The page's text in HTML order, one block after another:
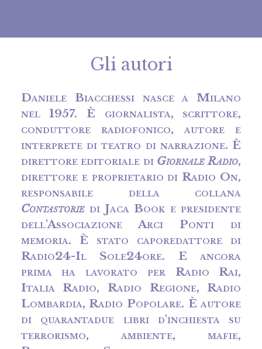
Gli autori
Daniele Biacchessi nasce a Milano
nel 1957. È giornalista, scrittore,
conduttore radiofonico, autore e
interprete di teatro di narrazione. È
direttore editoriale di Giornale Radio,
direttore e proprietario di Radio On,
responsabile della collana
Contastoriedi Jaca Book e presidente
dell'Associazione Arci Ponti di
memoria. È stato caporedattore di
Radio24-Il Sole24ore. E ancora
prima ha lavorato per Radio Rai,
Italia Radio, Radio Regione, Radio
Lombardia, Radio Popolare. È autore
di quarantadue libri d'inchiesta su
terrorismo, ambiente, mafie,